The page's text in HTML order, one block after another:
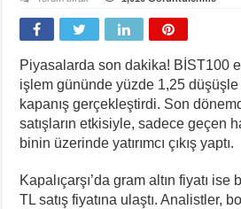
Piyasalarda son dakika! BİST100
işlem gününde yüzde 1,25
kapanış gerçekleştirdi. Son
satışların etkisiyle, sadece geçen
binin üzerinde yatırımcı çıkış yaptı.
Kapalıçarşı’da gram altın fiyatı
TL satış fiyatına ulaştı. Analistler,